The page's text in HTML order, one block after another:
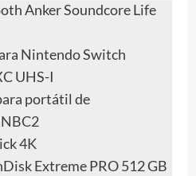
Anker Soundcore Life
Nintendo Switch
UHS-I
portátil de
4K
Extreme PRO 512 GB